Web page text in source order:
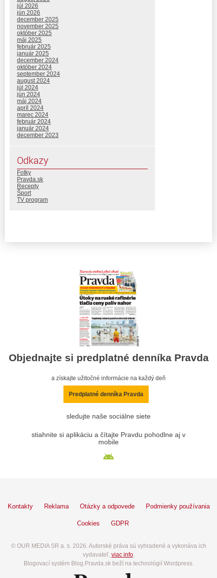
júl 2026
jún 2026
december 2025
november 2025
október 2025
máj 2025
február 2025
január 2025
december 2024
október 2024
september 2024
august 2024
júl 2024
jún 2024
máj 2024
apríl 2024
marec 2024
február 2024
január 2024
december 2023
Odkazy
Fotky
Pravda.sk
Recepty
Šport
TV program
Objednajte si predplatné denníka Pravda
a získajte užitočné informácie na každý deň
Predplatné denníka Pravda
sledujte naše sociálne siete
stiahnite si aplikáciu a čítajte Pravdu pohodlne aj v
mobile
Kontakty Reklama Otázky a odpovede Podmienky používania
Cookies GDPR
© OUR MEDIA SR a. s. 2026. Autorské práva sú vyhradené a vykonáva ich
vydavateľ, viac info.
Blogovací systém Blog.Pravda.sk beží na technológií Wordpress.